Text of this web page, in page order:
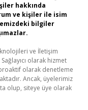
hakkında
ve kişiler ile isim
bilgiler
ve İletişim
olarak hizmet
olarak denetleme
Ancak, üyelerimiz
olup, siteye üye olarak